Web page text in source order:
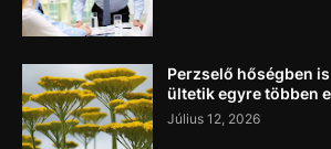
Perzselő hőségben
ültetik egyre többen
Július 12, 2026